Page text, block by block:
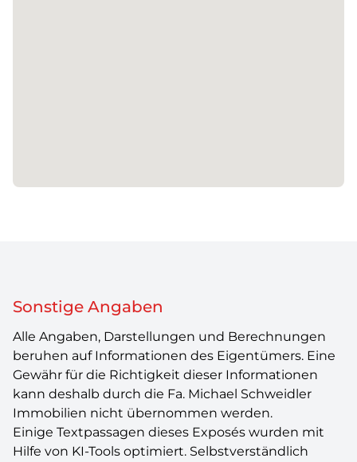
Sonstige Angaben
Alle Angaben, Darstellungen und Berechnungen
beruhen auf Informationen des Eigentümers. Eine
Gewähr für die Richtigkeit dieser Informationen
kann deshalb durch die Fa. Michael Schweidler
Immobilien nicht übernommen werden.
Einige Textpassagen dieses Exposés wurden mit
Hilfe von KI-Tools optimiert. Selbstverständlich